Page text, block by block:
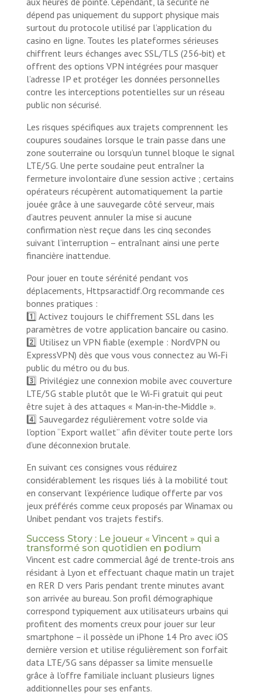
dépend pas uniquement du support physique mais
surtout du protocole utilisé par l’application du
casino en ligne. Toutes les plateformes sérieuses
chiffrent leurs échanges avec SSL/TLS (256‑bit) et
offrent des options VPN intégrées pour masquer
l’adresse IP et protéger les données personnelles
contre les interceptions potentielles sur un réseau
public non sécurisé.
Les risques spécifiques aux trajets comprennent les
coupures soudaines lorsque le train passe dans une
zone souterraine ou lorsqu’un tunnel bloque le signal
LTE/5G. Une perte soudaine peut entraîner la
fermeture involontaire d’une session active ; certains
opérateurs récupèrent automatiquement la partie
jouée grâce à une sauvegarde côté serveur, mais
d’autres peuvent annuler la mise si aucune
confirmation n’est reçue dans les cinq secondes
suivant l’interruption – entraînant ainsi une perte
financière inattendue.
Pour jouer en toute sérénité pendant vos
déplacements, Httpsaractidf.Org recommande ces
bonnes pratiques :
1️⃣ Activez toujours le chiffrement SSL dans les
paramètres de votre application bancaire ou casino.
2️⃣ Utilisez un VPN fiable (exemple : NordVPN ou
ExpressVPN) dès que vous vous connectez au Wi‑Fi
public du métro ou du bus.
3️⃣ Privilégiez une connexion mobile avec couverture
LTE/5G stable plutôt que le Wi‑Fi gratuit qui peut
être sujet à des attaques « Man‑in‑the‑Middle ».
4️⃣ Sauvegardez régulièrement votre solde via
l’option “Export wallet” afin d’éviter toute perte lors
d’une déconnexion brutale.
En suivant ces consignes vous réduirez
considérablement les risques liés à la mobilité tout
en conservant l’expérience ludique offerte par vos
jeux préférés comme ceux proposés par Winamax ou
Unibet pendant vos trajets festifs.
Success Story : Le joueur « Vincent » qui a
transformé son quotidien en podium
Vincent est cadre commercial âgé de trente‑trois ans
résidant à Lyon et effectuant chaque matin un trajet
en RER D vers Paris pendant trente minutes avant
son arrivée au bureau. Son profil démographique
correspond typiquement aux utilisateurs urbains qui
profitent des moments creux pour jouer sur leur
smartphone – il possède un iPhone 14 Pro avec iOS
dernière version et utilise régulièrement son forfait
data LTE/5G sans dépasser sa limite mensuelle
grâce à l’offre familiale incluant plusieurs lignes
additionnelles pour ses enfants.